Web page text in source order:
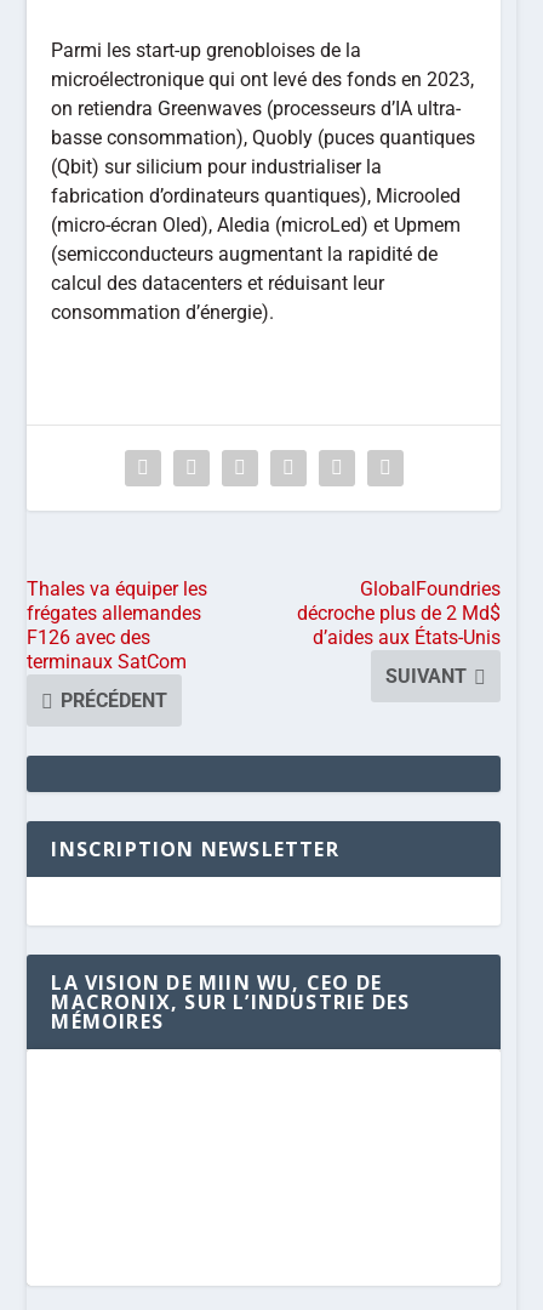
Parmi les start-up grenobloises de la
microélectronique qui ont levé des fonds en 2023,
on retiendra Greenwaves (processeurs d’IA ultra-
basse consommation), Quobly (puces quantiques
(Qbit) sur silicium pour industrialiser la
fabrication d’ordinateurs quantiques), Microoled
(micro-écran Oled), Aledia (microLed) et Upmem
(semicconducteurs augmentant la rapidité de
calcul des datacenters et réduisant leur
consommation d’énergie).
Thales va équiper les
frégates allemandes
F126 avec des
terminaux SatCom
PRÉCÉDENT
GlobalFoundries
décroche plus de 2 Md$
d’aides aux États-Unis
SUIVANT
INSCRIPTION NEWSLETTER
LA VISION DE MIIN WU, CEO DE
MACRONIX, SUR L’INDUSTRIE DES
MÉMOIRES